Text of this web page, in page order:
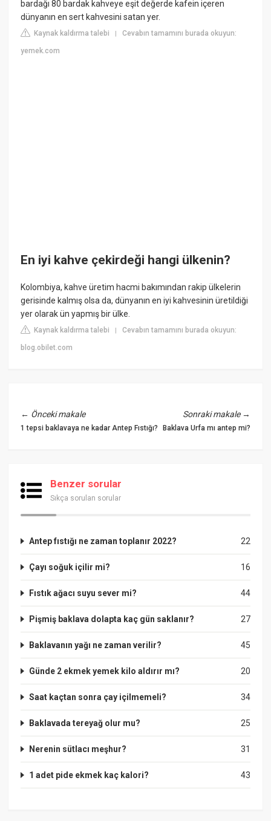
bardağı 80 bardak kahveye eşit değerde kafein içeren
dünyanın en sert kahvesini satan yer.
Kaynak kaldırma talebi |Cevabın tamamını burada okuyun:
yemek.com
En iyi kahve çekirdeği hangi ülkenin?
Kolombiya, kahve üretim hacmi bakımından rakip ülkelerin
gerisinde kalmış olsa da, dünyanın en iyi kahvesinin üretildiği
yer olarak ün yapmış bir ülke.
Kaynak kaldırma talebi |Cevabın tamamını burada okuyun:
blog.obilet.com
← Önceki makale
1 tepsi baklavaya ne kadar Antep Fıstığı?
Sonraki makale→
Baklava Urfa mı antep mi?
Benzer sorular
Sıkça sorulan sorular
22
Antep fıstığı ne zaman toplanır 2022?
16
Çayı soğuk içilir mi?
44
Fıstık ağacı suyu sever mi?
27
Pişmiş baklava dolapta kaç gün saklanır?
45
Baklavanın yağı ne zaman verilir?
20
Günde 2 ekmek yemek kilo aldırır mı?
34
Saat kaçtan sonra çay içilmemeli?
25
Baklavada tereyağ olur mu?
31
Nerenin sütlacı meşhur?
43
1 adet pide ekmek kaç kalori?